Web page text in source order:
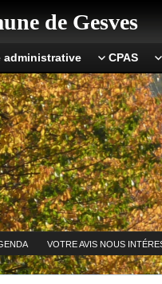
de Gesves
administrative CPAS
VOTRE AVIS NOUS